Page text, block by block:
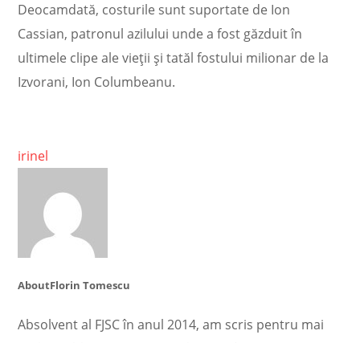
Deocamdată, costurile sunt suportate de Ion
Cassian, patronul azilului unde a fost găzduit în
ultimele clipe ale vieții și tatăl fostului milionar de la
Izvorani, Ion Columbeanu.
irinel
AboutFlorin Tomescu
Absolvent al FJSC în anul 2014, am scris pentru mai